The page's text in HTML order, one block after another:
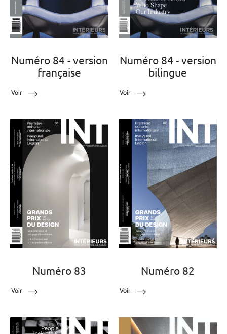
Numéro 84 - version
française
Voir
Numéro 84 - version
bilingue
Voir
Numéro 83
Voir
Numéro 82
Voir